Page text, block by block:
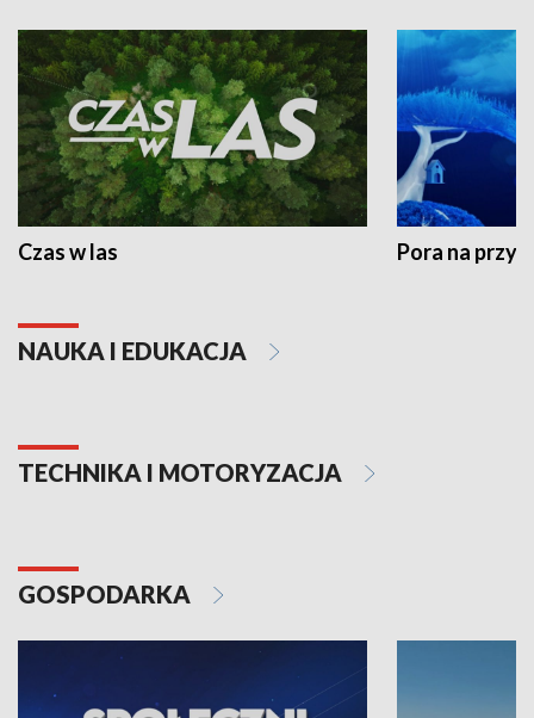
Czas w las Pora na
NAUKA I EDUKACJA
TECHNIKA I MOTORYZACJA
GOSPODARKA